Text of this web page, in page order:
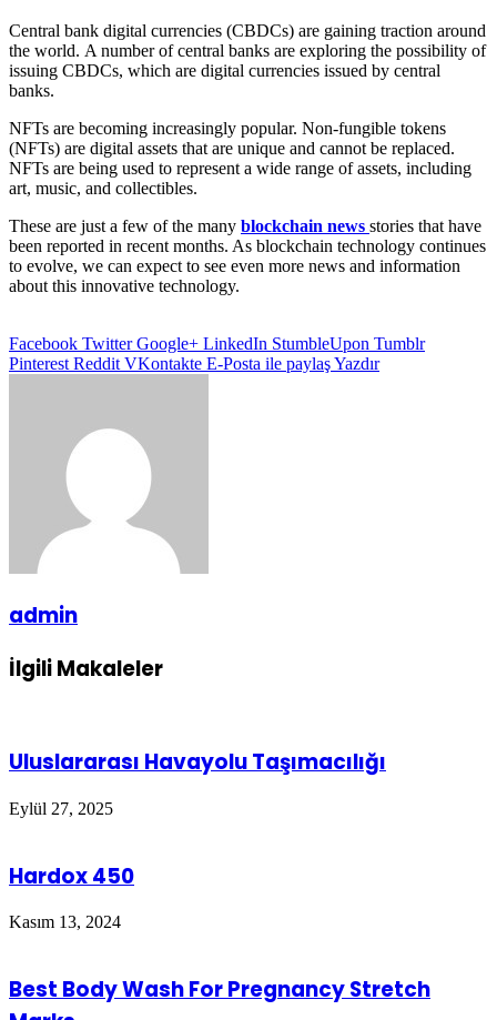
Central bank digital currencies (CBDCs) are gaining traction around
the world. A number of central banks are exploring the possibility of
issuing CBDCs, which are digital currencies issued by central
banks.
NFTs are becoming increasingly popular. Non-fungible tokens
(NFTs) are digital assets that are unique and cannot be replaced.
NFTs are being used to represent a wide range of assets, including
art, music, and collectibles.
These are just a few of the many blockchain news stories that have
been reported in recent months. As blockchain technology continues
to evolve, we can expect to see even more news and information
about this innovative technology.
Facebook Twitter Google+ LinkedIn StumbleUpon Tumblr
Pinterest Reddit VKontakte E-Posta ile paylaşYazdır
admin
İlgili Makaleler
Uluslararası Havayolu Taşımacılığı
Eylül 27, 2025
Hardox 450
Kasım 13, 2024
Best Body Wash For Pregnancy Stretch